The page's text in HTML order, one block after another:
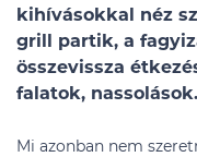
kihívásokkal néz
grill partik, a
összevissza
falatok, nassolások.
Mi azonban nem